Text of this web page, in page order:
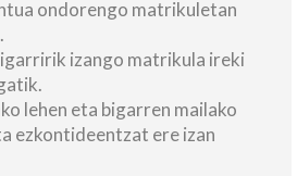
ondorengo matrikuletan
izango matrikula ireki
lehen eta bigarren mailako
ezkontideentzat ere izan